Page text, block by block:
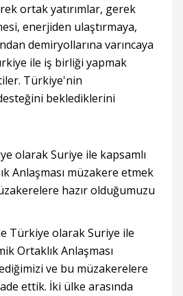
ortak yatırımlar, gerek
enerjiden ulaştırmaya,
demiryollarına varıncaya
ile iş birliği yapmak
Türkiye'nin
beklediklerini
olarak Suriye ile kapsamlı
Anlaşması müzakere etmek
hazır olduğumuzu
Türkiye olarak Suriye ile
Ortaklık Anlaşması
ve bu müzakerelere
ettik. İki ülke arasında